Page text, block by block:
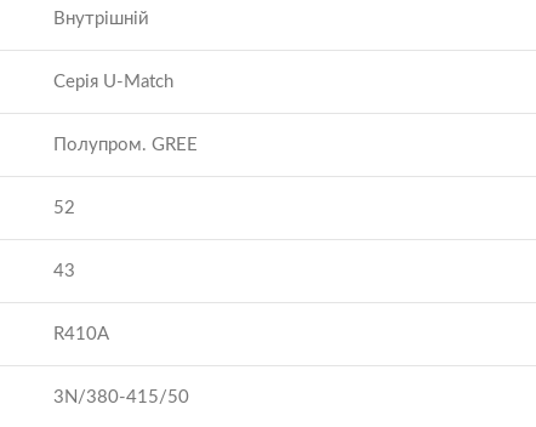
Внутрішній
Серія U-Match
Полупром. GREE
52
43
R410A
3N/380-415/50